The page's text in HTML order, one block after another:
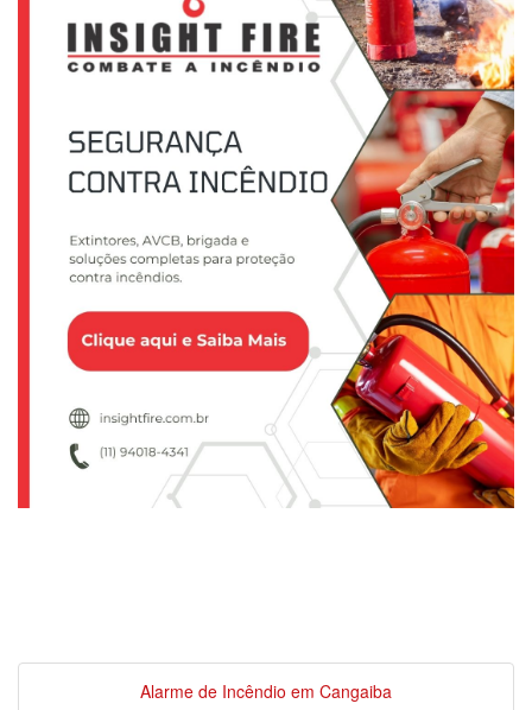
Alarme de Incêndio em Cangaiba